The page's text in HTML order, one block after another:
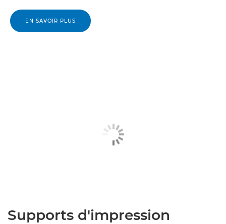
EN SAVOIR PLUS
Supports d'impression